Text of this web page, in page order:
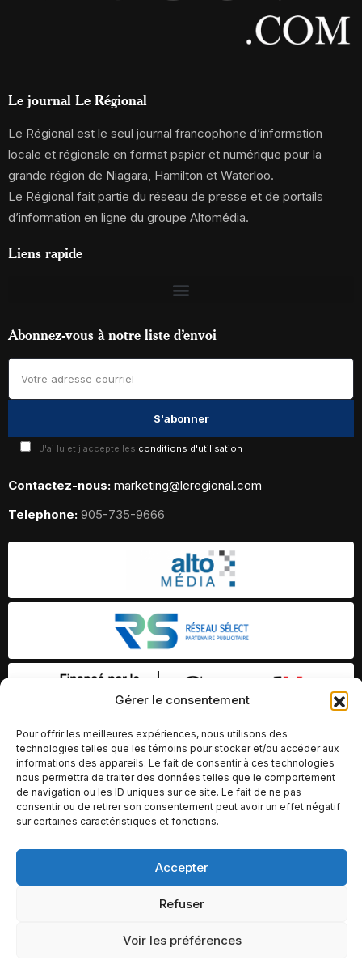
Gérer le consentement
Pour offrir les meilleures expériences, nous utilisons des
technologies telles que les témoins pour stocker et/ou accéder aux
informations des appareils. Le fait de consentir à ces technologies
nous permettra de traiter des données telles que le comportement
de navigation ou les ID uniques sur ce site. Le fait de ne pas
consentir ou de retirer son consentement peut avoir un effet négatif
sur certaines caractéristiques et fonctions.
Accepter
Refuser
Voir les préférences
Le journal Le Régional
Le Régional est le seul journal francophone d’information
locale et régionale en format papier et numérique pour la
grande région de Niagara, Hamilton et Waterloo.
Le Régional fait partie du réseau de presse et de portails
d’information en ligne du groupe Altomédia.
Liens rapide
Abonnez-vous à notre liste d’envoi
J'ai lu et j'accepte les conditions d'utilisation
Contactez-nous: marketing@leregional.com
Telephone: 905-735-9666
© Copyright 2026 – Altomédia Inc |
Ce site internet a été conçu et développé par Chameleon Ideas